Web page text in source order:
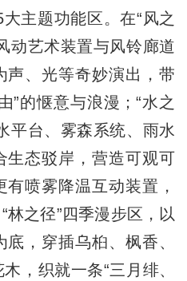
主题功能区。在“风之
动艺术装置与风铃廊道
声、光等奇妙演出，带
”的惬意与浪漫；“水之
平台、雾森系统、雨水
生态驳岸，营造可观可
喷雾降温互动装置，
林之径”四季漫步区，以
，穿插乌桕、枫香、
，织就一条“三月绯、